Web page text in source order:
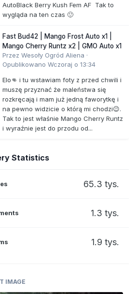
AutoBlack Berry Kush Fem AF Tak to
wygląda na ten czas 🙂
Fast Bud42 | Mango Frost Auto x1 |
Mango Cherry Runtz x2 | GMO Auto x1
Przez Wesoły Ogród Aliena ·
Opublikowano Wczoraj o 13:34
Elo👊 i tu wstawiam foty z przed chwili i
muszę przyznać że maleństwa się
rozkręcają i mam już jedną faworytkę i
na pewno widzicie o którą mi chodzi😉.
Tak to jest właśnie Mango Cherry Runtz
i wyraźnie jest do przodu od...
Statistics
65.3 tys.
1.3 tys.
1.9 tys.
IMAGE